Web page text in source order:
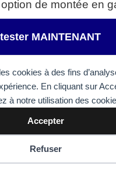
cookies à des fins
En cliquant sur
à notre utilisation des
Accepter
Refuser
cookies
de montée en
MAINTENANT